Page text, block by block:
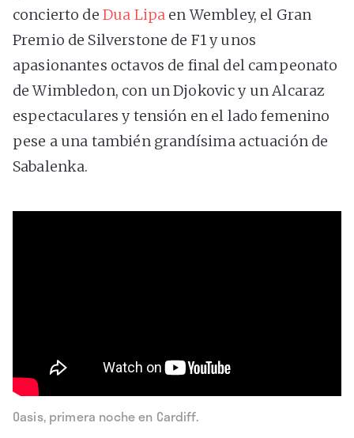
concierto de Dua Lipa en Wembley, el Gran
Premio de Silverstone de F1 y unos
apasionantes octavos de final del campeonato
de Wimbledon, con un Djokovic y un Alcaraz
espectaculares y tensión en el lado femenino
pese a una también grandísima actuación de
Sabalenka.
Oasis, primera noche en Cardiff.